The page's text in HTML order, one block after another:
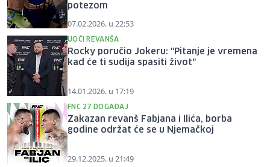
potezom
07.02.2026. u 22:53
UOČI REVANŠA
Rocky poručio Jokeru: "Pitanje je vremena
kad će ti sudija spasiti život"
14.01.2026. u 17:19
FNC 27 DOGAĐAJ
Zakazan revanš Fabjana i Ilića, borba
godine održat će se u Njemačkoj
29.12.2025. u 21:49